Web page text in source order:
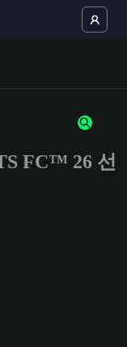
입력하세요
FC™ 26 선